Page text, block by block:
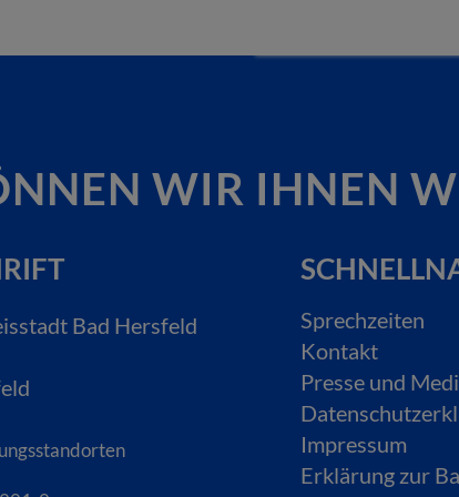
WIR IHNEN
Bad Hersfeld
Sprechzeiten
Kontakt
Presse und
Impressum
Erklärung zur